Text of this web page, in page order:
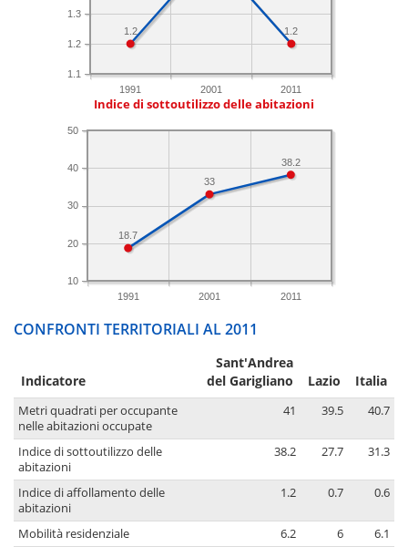
1991 2001 2011
1.1
1.2
1.3
1.2
1.2
Indice di sottoutilizzo delle abitazioni
1991 2001 2011
10
20
30
40
50
38.2
33
18.7
CONFRONTI TERRITORIALI AL 2011
Indicatore
Sant'Andrea
del Garigliano
Lazio Italia
Metri quadrati per occupante
nelle abitazioni occupate
41 39.5 40.7
Indice di sottoutilizzo delle
abitazioni
38.2 27.7 31.3
Indice di affollamento delle
abitazioni
1.2 0.7 0.6
Mobilità residenziale 6.2 6 6.1